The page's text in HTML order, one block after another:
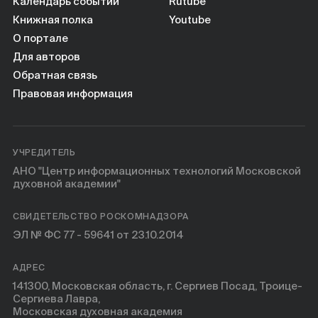
Книжная полка
О портале
Для авторов
Обратная связь
Правовая информация
Youtube
УЧРЕДИТЕЛЬ
АНО "Центр информационных технологий Московской
духовной академии"
СВИДЕТЕЛЬСТВО РОСКОМНАДЗОРА
ЭЛ № ФС 77 - 59641 от 23.10.2014
АДРЕС
141300, Московская область, г. Сергиев Посад, Троице-
Сергиева Лавра,
Московская духовная академия